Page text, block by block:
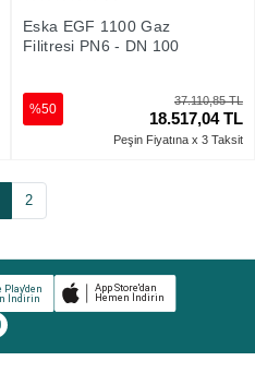
Eska EGF 1100 Gaz
Filitresi PN6 - DN 100
37.110,85 TL
18.517,04 TL
%50
Peşin Fiyatına x 3 Taksit
2